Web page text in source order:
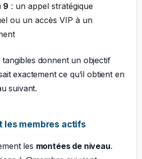
9 : un appel stratégique
ou un accès VIP à un
tangibles donnent un objectif
exactement ce qu’il obtient en
suivant.
les membres actifs
les montées de niveau.